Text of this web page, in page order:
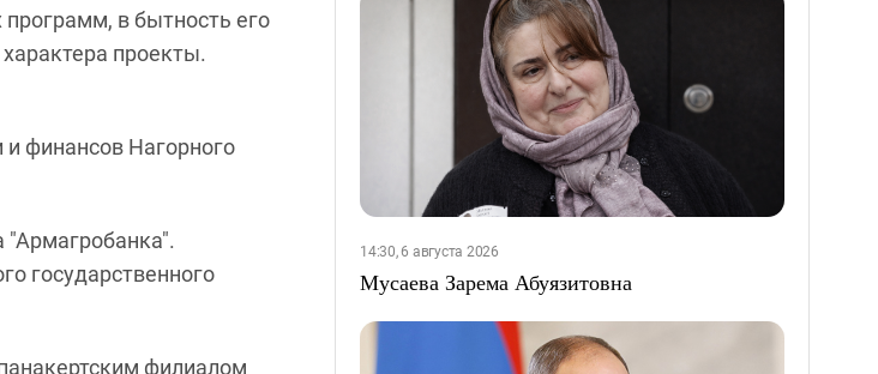
в бытность его
проекты.
финансов Нагорного
государственного
филиалом
14:30, 6 августа 2026
Мусаева Зарема Абуязитовна